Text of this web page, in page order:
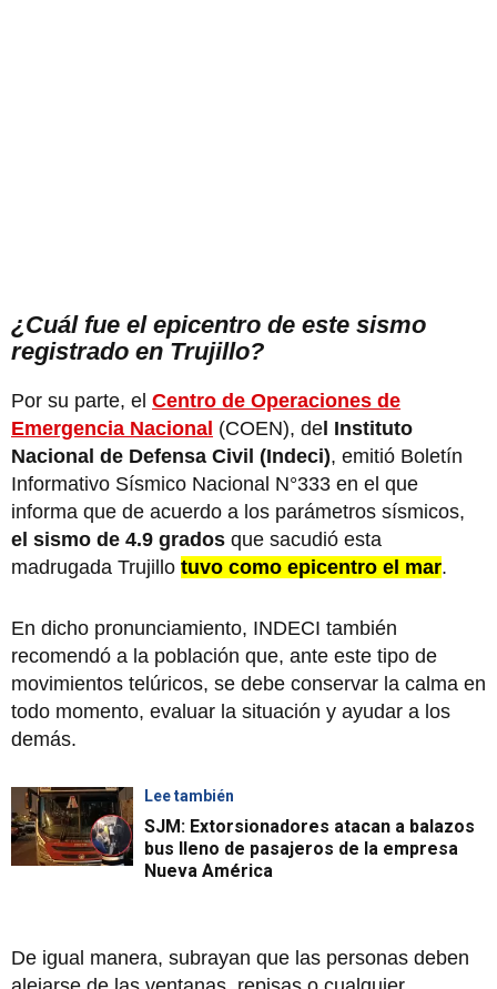
¿Cuál fue el epicentro de este sismo
registrado en Trujillo?
Por su parte, el Centro de Operaciones de
Emergencia Nacional (COEN), de l Instituto
Nacional de Defensa Civil (Indeci), emitió Boletín
Informativo Sísmico Nacional N°333 en el que
informa que de acuerdo a los parámetros sísmicos,
el sismo de 4.9 grados que sacudió esta
madrugada Trujillo tuvo como epicentro el mar.
En dicho pronunciamiento, INDECI también
recomendó a la población que, ante este tipo de
movimientos telúricos, se debe conservar la calma en
todo momento, evaluar la situación y ayudar a los
demás.
Lee también
SJM: Extorsionadores atacan a balazos
bus lleno de pasajeros de la empresa
Nueva América
De igual manera, subrayan que las personas deben